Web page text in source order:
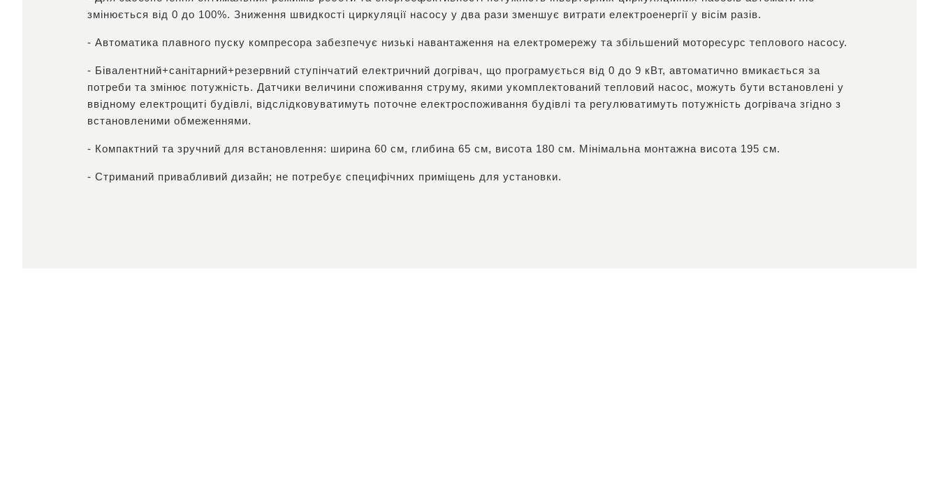
змінюється від 0 до 100%. Зниження швидкості циркуляції насосу у два рази зменшує витрати електроенергії у вісім разів.
- Автоматика плавного пуску компресора забезпечує низькі навантаження на електромережу та збільшений моторесурс теплового насосу.
- Бівалентний+санітарний+резервний ступінчатий електричний догрівач, що програмується від 0 до 9 кВт, автоматично вмикається за
потреби та змінює потужність. Датчики величини споживання струму, якими укомплектований тепловий насос, можуть бути встановлені у
ввідному електрощиті будівлі, відслідковуватимуть поточне електроспоживання будівлі та регулюватимуть потужність догрівача згідно з
встановленими обмеженнями.
- Компактний та зручний для встановлення: ширина 60 см, глибина 65 см, висота 180 см. Мінімальна монтажна висота 195 см.
- Стриманий привабливий дизайн; не потребує специфічних приміщень для установки.